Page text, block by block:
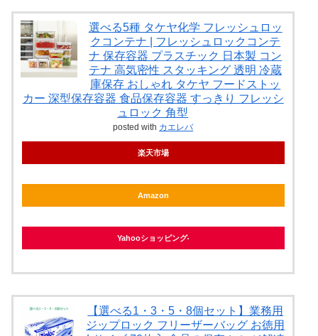
選べる5種 タケヤ化学 フレッシュロッ
クコンテナ | フレッシュロックコンテ
ナ 保存容器 プラスチック 日本製 コン
テナ 高気密性 スタッキング 透明 冷蔵
庫保存 おしゃれ タケヤ フードストッ
カー 深型保存容器 食品保存容器 すっきり フレッシ
ュロック 角型
posted with カエレバ
楽天市場
Amazon
Yahooショッピング
【選べる1・3・5・8個セット】業務用
ジップロック フリーザーバッグ お徳用